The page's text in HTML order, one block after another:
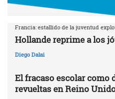
Francia: estallido de la juventud
Hollande reprime a los
Diego Dalai
El fracaso escolar como
revueltas en Reino